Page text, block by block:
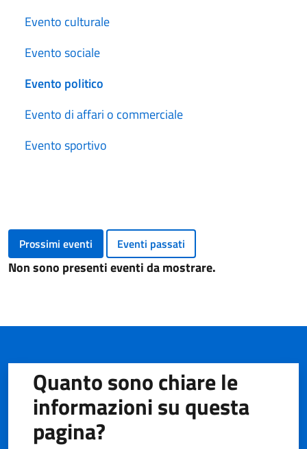
Evento culturale
Evento sociale
Evento politico
Evento di affari o commerciale
Evento sportivo
Prossimi eventi Eventi passati
Non sono presenti eventi da mostrare.
Quanto sono chiare le
informazioni su questa
pagina?